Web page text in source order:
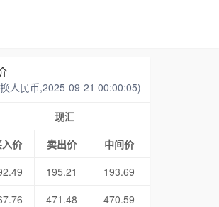
人民币,2025-09-21 00:00:05)
现汇
入价
卖出价
中间价
195.21
193.69
471.48
470.59